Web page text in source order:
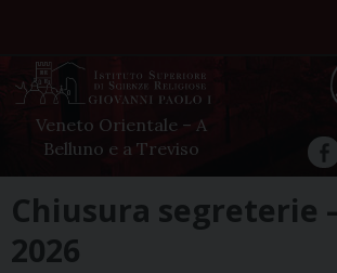
Veneto Orientale – A
Belluno e a Treviso
to
content
Chiusura segreterie
2026